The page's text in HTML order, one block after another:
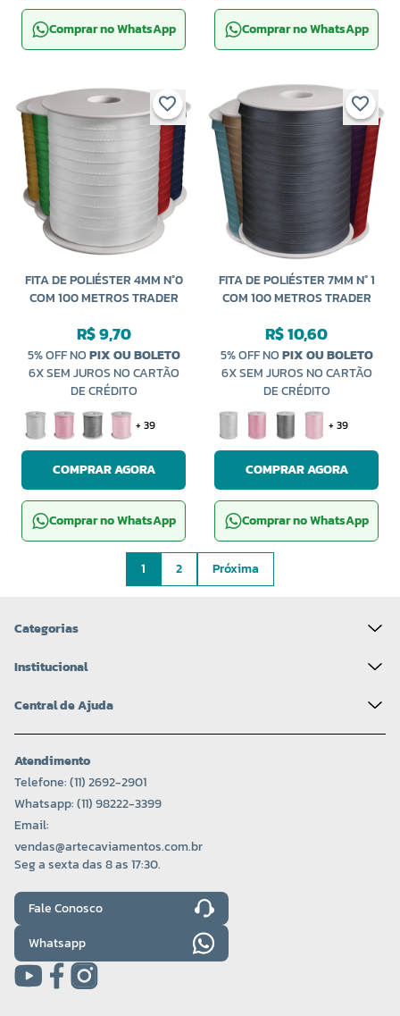
Comprar no WhatsApp Comprar no WhatsApp
FITA DE POLIÉSTER 4MM N°0
COM 100 METROS TRADER
R$ 9,70
5% OFF NOPIX OU BOLETO
6X SEM JUROS NO CARTÃO
DE CRÉDITO
+ 39
COMPRAR AGORA
Comprar no WhatsApp
FITA DE POLIÉSTER 7MM N° 1
COM 100 METROS TRADER
R$ 10,60
5% OFF NOPIX OU BOLETO
6X SEM JUROS NO CARTÃO
DE CRÉDITO
+ 39
COMPRAR AGORA
Comprar no WhatsApp
1 2 Próxima
Categorias
Institucional
Central de Ajuda
Atendimento
Telefone: (11) 2692-2901
Whatsapp: (11) 98222-3399
Email:
vendas@artecaviamentos.com.br
Seg a sexta das 8 as 17:30.
Fale Conosco
Whatsapp